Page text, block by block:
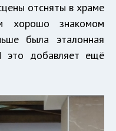
отсняты в храме
знакомом
была эталонная
это добавляет ещё